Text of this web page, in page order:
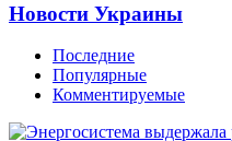
Новости Украины
Последние
Популярные
Комментируемые